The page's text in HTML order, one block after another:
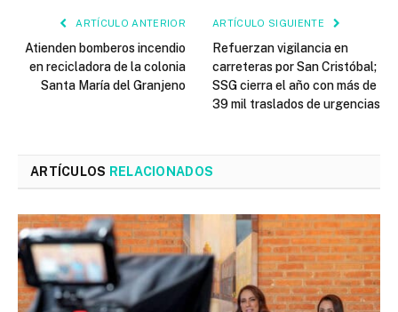
ARTÍCULO ANTERIOR
Atienden bomberos incendio
en recicladora de la colonia
Santa María del Granjeno
ARTÍCULO SIGUIENTE
Refuerzan vigilancia en
carreteras por San Cristóbal;
SSG cierra el año con más de
39 mil traslados de urgencias
ARTÍCULOS RELACIONADOS